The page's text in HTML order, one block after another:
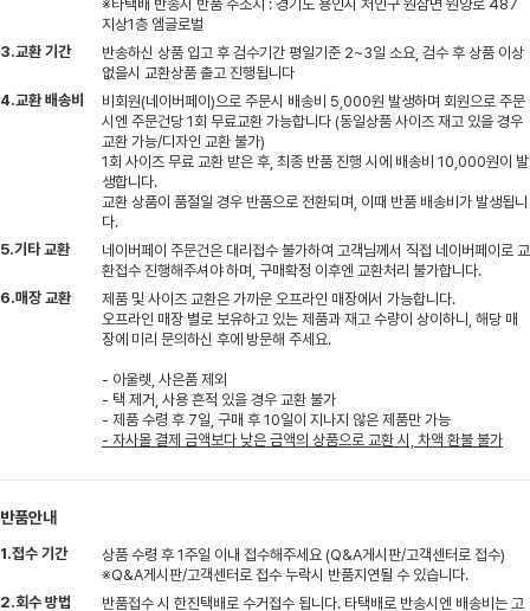
※타택배 반송시 반품 주소지 : 경기도 용인시 처인구 원삼면 원양로 487
지상1층 엠글로벌
3.교환 기간
반송하신 상품 입고 후 검수기간 평일기준 2~3일 소요, 검수 후 상품 이상
없을시 교환상품 출고 진행됩니다
4.교환 배송비
비회원(네이버페이)으로 주문시 배송비 5,000원 발생하며 회원으로 주문
시엔 주문건당 1회 무료교환 가능합니다 (동일상품 사이즈 재고 있을 경우
교환 가능/디자인 교환 불가)
1회 사이즈 무료 교환 받은 후, 최종 반품 진행 시에 배송비 10,000원이 발
생합니다.
교환 상품이 품절일 경우 반품으로 전환되며, 이때 반품 배송비가 발생됩니
다.
5.기타 교환
네이버페이 주문건은 대리접수 불가하여 고객님께서 직접 네이버페이로 교
환접수 진행해주셔야 하며, 구매확정 이후엔 교환처리 불가합니다.
6.매장 교환
제품 및 사이즈 교환은 가까운 오프라인 매장에서 가능합니다.
오프라인 매장 별로 보유하고 있는 제품과 재고 수량이 상이하니, 해당 매
장에 미리 문의하신 후에 방문해 주세요.
- 아울렛, 사은품 제외
- 택 제거, 사용 흔적 있을 경우 교환 불가
- 제품 수령 후 7일, 구매 후 10일이 지나지 않은 제품만 가능
- 자사몰 결제 금액보다 낮은 금액의 상품으로 교환 시, 차액 환불 불가
반품안내
1.접수 기간
상품 수령 후 1주일 이내 접수해주세요 (Q&A게시판/고객센터로 접수)
※Q&A게시판/고객센터로 접수 누락시 반품지연될 수 있습니다.
2.회수 방법
반품접수 시 한진택배로 수거접수 됩니다. 타택배로 반송시엔 배송비는 고